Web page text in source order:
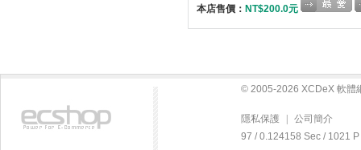
本店售價： NT$200.0元
© 2005-2026 XCDeX 軟體
隱私保護
公司簡介
97 / 0.124158 Sec / 1021